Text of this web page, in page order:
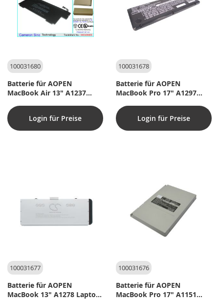
100031680
Batterie für AOPEN
MacBook Air 13" A1237
Login für Preise
100031678
Batterie für AOPEN
MacBook Pro 17" A1297
(kompatibel)
Login für Preise
100031677
Batterie für AOPEN
MacBook 13" A1278 Laptop
100031676
Batterie für AOPEN
MacBook Pro 17" A1151